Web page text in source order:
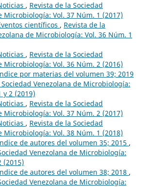
, Revista de la Sociedad
Microbiología: Vol. 37 Núm. 1 (2017)
científicos , Revista de la
de Microbiología: Vol. 36 Núm. 1
, Revista de la Sociedad
Microbiología: Vol. 36 Núm. 2 (2016)
por materias del volumen 39; 2019
Venezolana de Microbiología:
y 2 (2019)
, Revista de la Sociedad
Microbiología: Vol. 37 Núm. 2 (2017)
, Revista de la Sociedad
Microbiología: Vol. 38 Núm. 1 (2018)
de autores del volumen 35; 2015 ,
Venezolana de Microbiología:
(2015)
de autores del volumen 38; 2018 ,
Venezolana de Microbiología: